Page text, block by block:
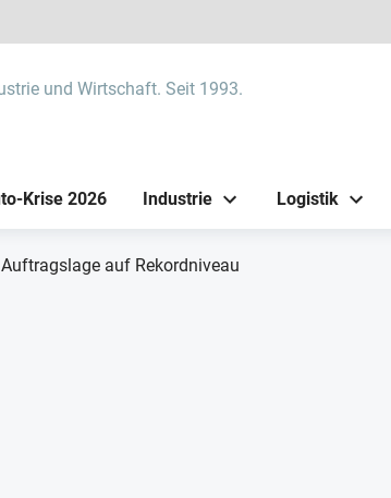
und Wirtschaft. Seit 1993.
Krise 2026 Industrie Logistik
auf Rekordniveau